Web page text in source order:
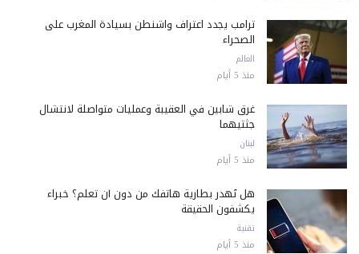
ترامب يجدد اعتراف واشنطن بسيادة المغرب على
الصحراء
العالم
منذ 5 أيام
غرق شابين في العقيبة وعمليات متواصلة لانتشال
جثتيهما
لبنان
منذ 5 أيام
هل تُهدر بطارية هاتفك من دون أن تعلم؟ خبراء
يكشفون الحقيقة
تقنية
منذ 5 أيام